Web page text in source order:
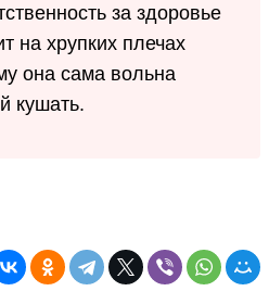
за здоровье
на хрупких плечах
она сама вольна
кушать.